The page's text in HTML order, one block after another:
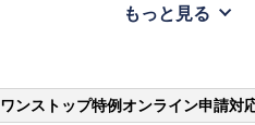
もっと見る
ワンストップ特例オンライン申請対